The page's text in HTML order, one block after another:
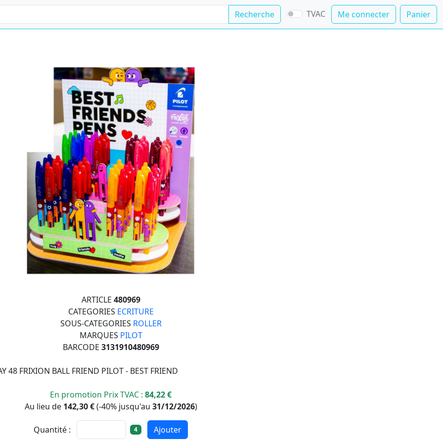
Recherche TVAC Me connecter Panier
ARTICLE 480969
CATEGORIES ECRITURE
SOUS-CATEGORIES ROLLER
MARQUES PILOT
BARCODE 3131910480969
48 FRIXION BALL FRIEND PILOT - BEST FRIEND
En promotion Prix TVAC : 84,22 €
Au lieu de 142,30 €(-40%jusqu'au 31/12/2026)
Quantité : 4 Ajouter